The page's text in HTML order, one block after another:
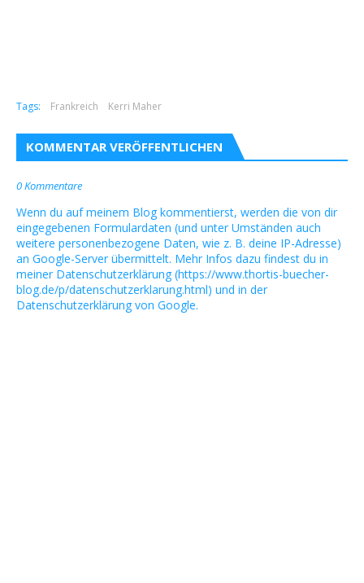
Tags: Frankreich Kerri Maher
KOMMENTAR VERÖFFENTLICHEN
0 Kommentare
Wenn du auf meinem Blog kommentierst, werden die von dir
eingegebenen Formulardaten (und unter Umständen auch
weitere personenbezogene Daten, wie z. B. deine IP-Adresse)
an Google-Server übermittelt. Mehr Infos dazu findest du in
meiner Datenschutzerklärung (https://www.thortis-buecher-
blog.de/p/datenschutzerklarung.html) und in der
Datenschutzerklärung von Google.